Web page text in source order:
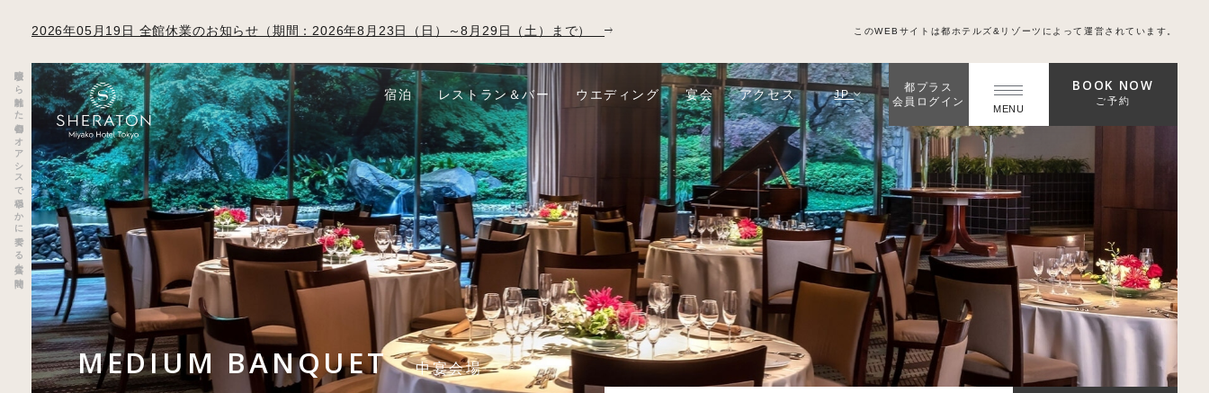
喧騒から離れた都会のオアシスで穏やかに奏でる上質な時間 宿泊 レストラン＆バー ウエディング 宴会 アクセス JP
都プラス
会員ログイン
MENU
BOOK NOW
ご予約
MEDIUM BANQUET 中宴会場
このWEBサイトは都ホテルズ&リゾーツによって運営されています。
2026年05月19日 全館休業のお知らせ（期間：2026年8月23日（日）～8月29日（土）まで）